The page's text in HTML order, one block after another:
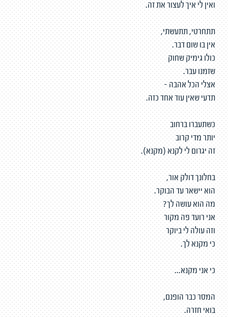
ואין לי איך לעצור את זה.
תתחרטי, תתעשתי,
אין בו שום דבר.
כולו גימיק שחוק
שזמנו עבר.
אצלי הכל אהבה -
תדעי שאין עוד אחד כזה.
כשתעברו ברחוב
יותר מדי קרוב
זה יגרום לי לקנא (מקנא).
בחלונך דולק אור,
הוא יישאר עד הבוקר.
מה הוא עושה לך?
אני רועד פה מקור
וזה עולה לי ביוקר
כי מקנא לך.
כי אני מקנא...
המסר כבר הופנם,
בואי חזרה.